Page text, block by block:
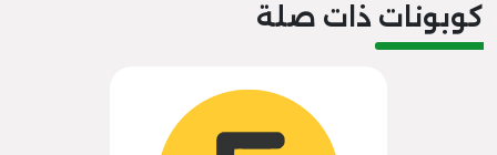
كوبونات ذات صلة